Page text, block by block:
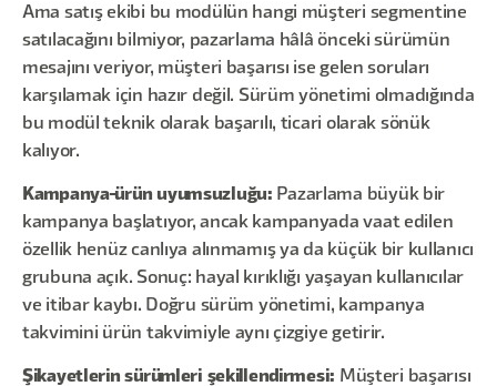
Ama satış ekibi bu modülün hangi müşteri segmentine
satılacağını bilmiyor, pazarlama hâlâ önceki sürümün
mesajını veriyor, müşteri başarısı ise gelen soruları
karşılamak için hazır değil. Sürüm yönetimi olmadığında
bu modül teknik olarak başarılı, ticari olarak sönük
kalıyor.
Kampanya-ürün uyumsuzluğu: Pazarlama büyük bir
kampanya başlatıyor, ancak kampanyada vaat edilen
özellik henüz canlıya alınmamış ya da küçük bir kullanıcı
grubuna açık. Sonuç: hayal kırıklığı yaşayan kullanıcılar
ve itibar kaybı. Doğru sürüm yönetimi, kampanya
takvimini ürün takvimiyle aynı çizgiye getirir.
Şikayetlerin sürümleri şekillendirmesi: Müşteri başarısı